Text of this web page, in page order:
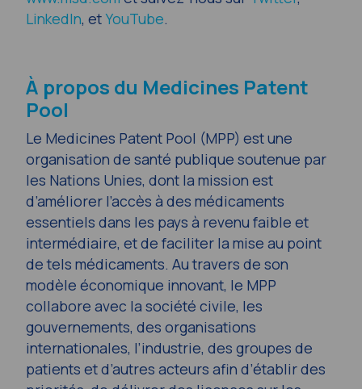
LinkedIn, etYouTube.
À propos du Medicines Patent
Pool
Le Medicines Patent Pool (MPP) est une
organisation de santé publique soutenue par
les Nations Unies, dont la mission est
d’améliorer l’accès à des médicaments
essentiels dans les pays à revenu faible et
intermédiaire, et de faciliter la mise au point
de tels médicaments. Au travers de son
modèle économique innovant, le MPP
collabore avec la société civile, les
gouvernements, des organisations
internationales, l’industrie, des groupes de
patients et d’autres acteurs afin d’établir des